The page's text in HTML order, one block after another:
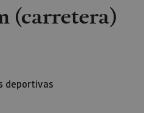
(carretera)
deportivas